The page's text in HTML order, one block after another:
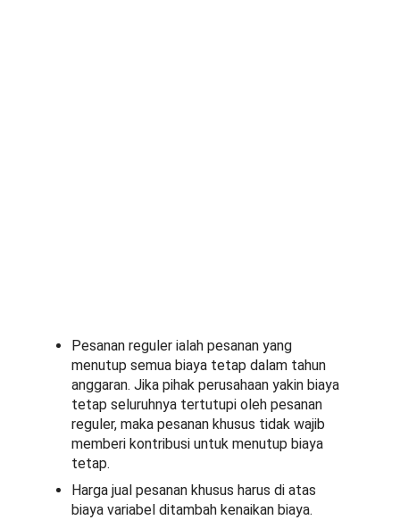
Pesanan reguler ialah pesanan yang
menutup semua biaya tetap dalam tahun
anggaran. Jika pihak perusahaan yakin biaya
tetap seluruhnya tertutupi oleh pesanan
reguler, maka pesanan khusus tidak wajib
memberi kontribusi untuk menutup biaya
tetap.
Harga jual pesanan khusus harus di atas
biaya variabel ditambah kenaikan biaya.